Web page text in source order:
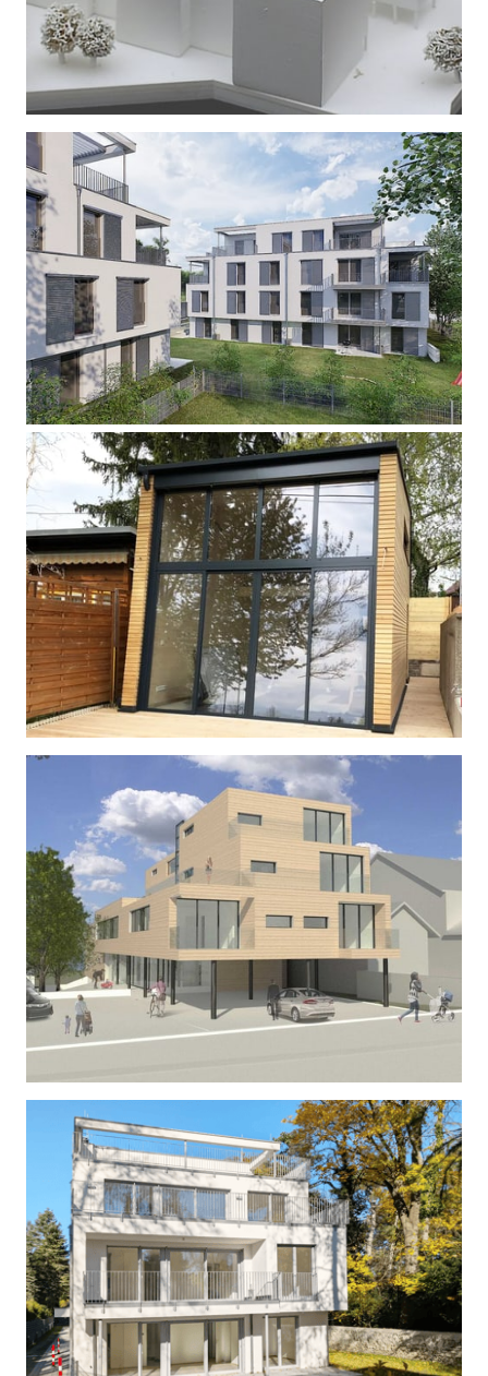
WOHNHAUSANLAGE
| Wettbewerb 3. Preis - Linz
WOHNHAUSANLAGE
| Wien 13
BADEHÜTTE
| Wien 23
KINDERGARTEN &
MEHRFAMILIENHAUS
| Niederösterreich
MEHRFAMILIENHAUS